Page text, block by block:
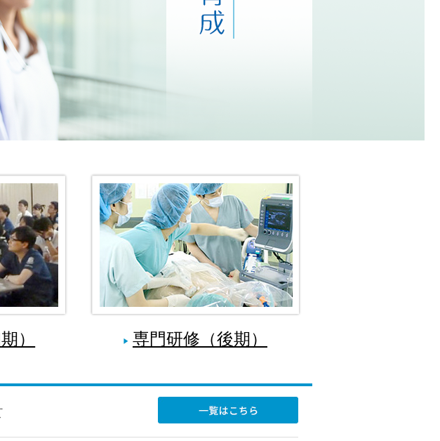
） 専門研修（後期）